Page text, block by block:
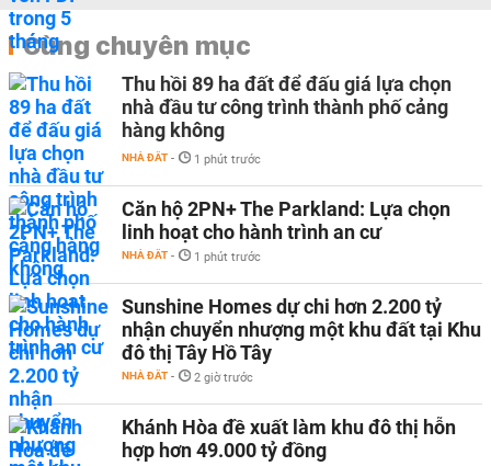
Cùng chuyên mục
Thu hồi 89 ha đất để đấu giá lựa chọn
nhà đầu tư công trình thành phố cảng
hàng không
NHÀ ĐẤT - 1 phút trước
Căn hộ 2PN+ The Parkland: Lựa chọn
linh hoạt cho hành trình an cư
NHÀ ĐẤT - 1 phút trước
Sunshine Homes dự chi hơn 2.200 tỷ
nhận chuyển nhượng một khu đất tại Khu
đô thị Tây Hồ Tây
NHÀ ĐẤT - 2 giờ trước
Khánh Hòa đề xuất làm khu đô thị hỗn
hợp hơn 49.000 tỷ đồng